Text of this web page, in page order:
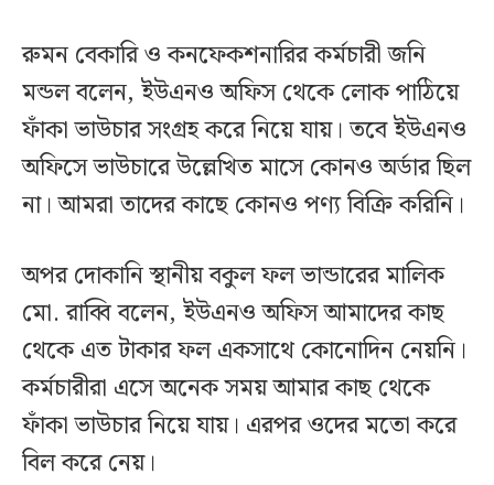
রুমন বেকারি ও কনফেকশনারির কর্মচারী জনি
মন্ডল বলেন, ইউএনও অফিস থেকে লোক পাঠিয়ে
ফাঁকা ভাউচার সংগ্রহ করে নিয়ে যায়। তবে ইউএনও
অফিসে ভাউচারে উল্লেখিত মাসে কোনও অর্ডার ছিল
না। আমরা তাদের কাছে কোনও পণ্য বিক্রি করিনি।
অপর দোকানি স্থানীয় বকুল ফল ভান্ডারের মালিক
মো. রাব্বি বলেন, ইউএনও অফিস আমাদের কাছ
থেকে এত টাকার ফল একসাথে কোনোদিন নেয়নি।
কর্মচারীরা এসে অনেক সময় আমার কাছ থেকে
ফাঁকা ভাউচার নিয়ে যায়। এরপর ওদের মতো করে
বিল করে নেয়।